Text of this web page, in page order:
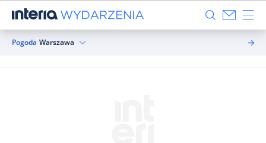
Pogoda Warszawa